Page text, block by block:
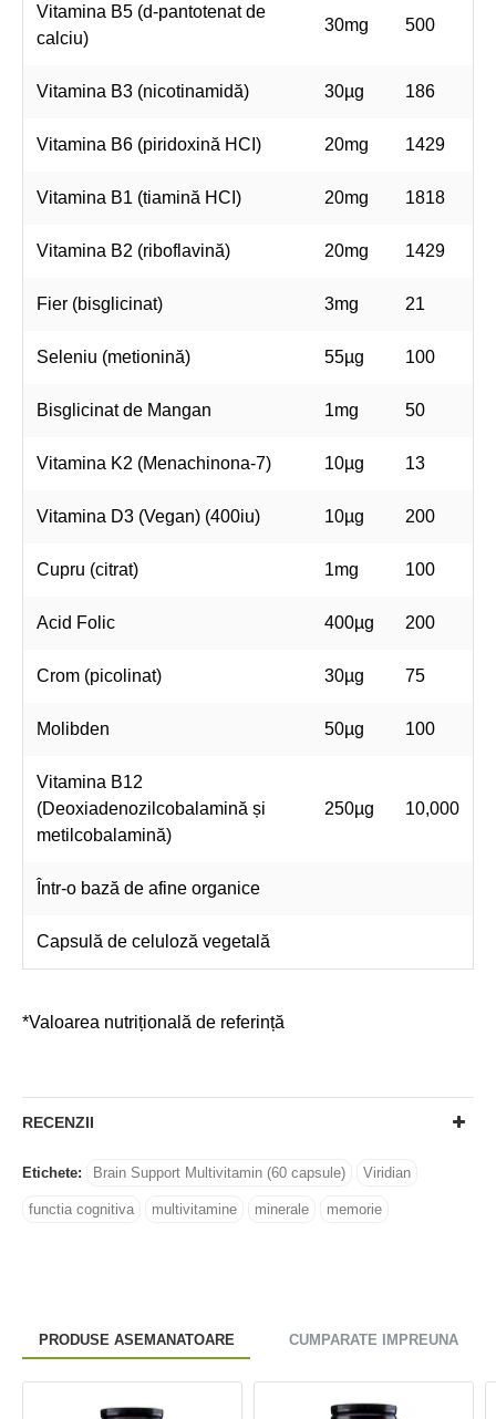
Vitamina B5 (d-pantotenat de
calciu)
30mg 500
Vitamina B3 (nicotinamidă) 30µg 186
Vitamina B6 (piridoxină HCI) 20mg 1429
Vitamina B1 (tiamină HCI) 20mg 1818
Vitamina B2 (riboflavină) 20mg 1429
Fier (bisglicinat) 3mg 21
Seleniu (metionină) 55µg 100
Bisglicinat de Mangan 1mg 50
Vitamina K2 (Menachinona-7) 10µg 13
Vitamina D3 (Vegan) (400iu) 10µg 200
Cupru (citrat) 1mg 100
Acid Folic 400µg 200
Crom (picolinat) 30µg 75
Molibden 50µg 100
Vitamina B12
(Deoxiadenozilcobalamină și
metilcobalamină)
250µg 10,000
Într-o bază de afine organice
Capsulă de celuloză vegetală
*Valoarea nutrițională de referință
RECENZII
Etichete: Brain Support Multivitamin (60 capsule) Viridian
functia cognitiva multivitamine minerale memorie
PRODUSE ASEMANATOARE CUMPARATE IMPREUNA